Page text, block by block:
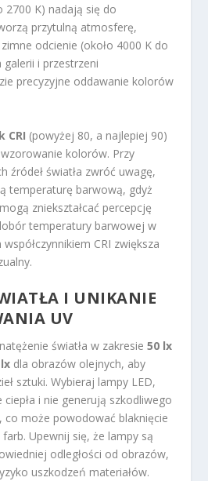
2700 K) nadają się do
przytulną atmosferę,
odcienie (około 4000 K do
galerii i przestrzeni
precyzyjne oddawanie kolorów
CRI (powyżej 80, a najlepiej 90)
kolorów. Przy
źródeł światła zwróć uwagę,
temperaturę barwową, gdyż
zniekształcać percepcję
temperatury barwowej w
CRI zwiększa
I UNIKANIE
UV
światła w zakresie50 lx
dla obrazów olejnych, aby
sztuki. Wybieraj lampy LED,
i nie generują szkodliwego
, co może powodować blaknięcie
Upewnij się, że lampy są
odległości od obrazów,
uszkodzeń materiałów.